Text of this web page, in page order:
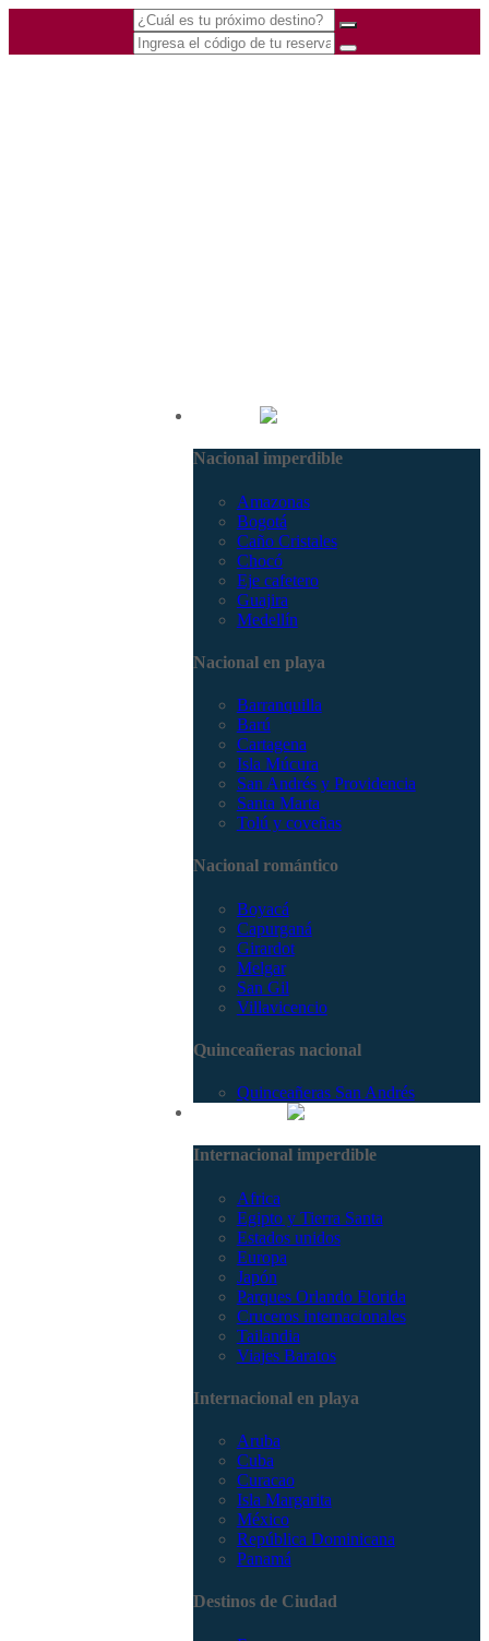
Nacional imperdible
Amazonas
Bogotá
Caño Cristales
Chocó
Eje cafetero
Guajira
Medellín
Nacional en playa
Barranquilla
Barú
Cartagena
Isla Múcura
San Andrés y Providencia
Santa Marta
Tolú y coveñas
Nacional romántico
Boyacá
Capurganá
Girardot
Melgar
San Gil
Villavicencio
Quinceañeras nacional
Quinceañeras San Andrés
Internacional imperdible
Africa
Egipto y Tierra Santa
Estados unidos
Europa
Japón
Parques Orlando Florida
Cruceros internacionales
Tailandia
Viajes Baratos
Internacional en playa
Aruba
Cuba
Curacao
Isla Margarita
México
República Dominicana
Panamá
Destinos de Ciudad